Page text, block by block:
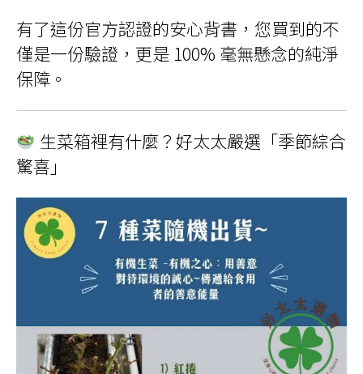
有了這份官方認證的安心背書，您買到的不
僅是一份驗證，更是 100% 毫無懸念的純淨
保障。
生菜箱裡有什麼？好太太嚴選「季節綜合
驚喜」